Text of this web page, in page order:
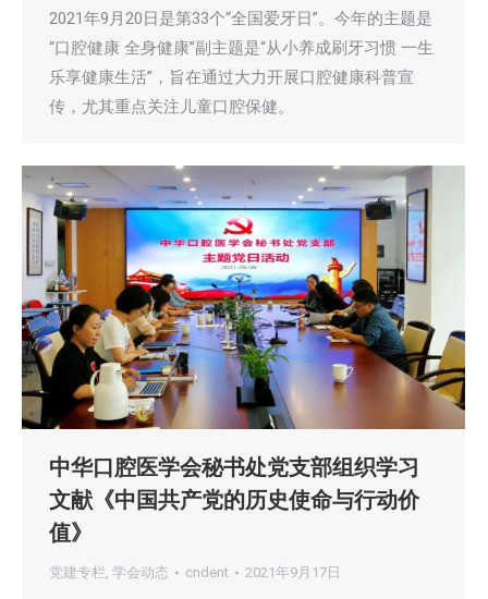
2021年9月20日是第33个“全国爱牙日”。今年的主题是
“口腔健康 全身健康”副主题是“从小养成刷牙习惯 一生
乐享健康生活”，旨在通过大力开展口腔健康科普宣
传，尤其重点关注儿童口腔保健。
中华口腔医学会秘书处党支部组织学习
文献《中国共产党的历史使命与行动价
值》
党建专栏, 学会动态 cndent 2021年9月17日